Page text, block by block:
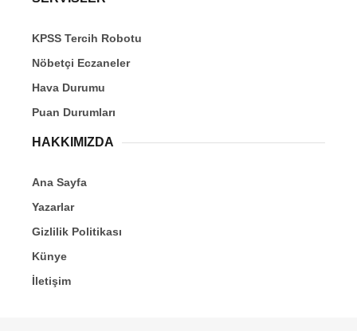
KPSS Tercih Robotu
Nöbetçi Eczaneler
Hava Durumu
Puan Durumları
HAKKIMIZDA
Ana Sayfa
Yazarlar
Gizlilik Politikası
Künye
İletişim